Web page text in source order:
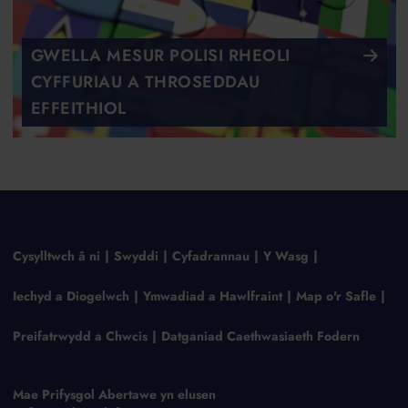
GWELLA MESUR POLISI RHEOLI
CYFFURIAU A THROSEDDAU
EFFEITHIOL
Cysylltwch â ni Swyddi Cyfadrannau Y Wasg
Iechyd a Diogelwch Ymwadiad a Hawlfraint Map o'r Safle
Preifatrwydd a Chwcis Datganiad Caethwasiaeth Fodern
Mae Prifysgol Abertawe yn elusen